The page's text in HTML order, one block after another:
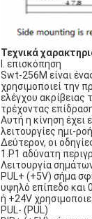
Τεχνικά
Ι. επισκόπηση
Swt-256M είναι
χρησιμοποιεί την
ελέγχου ακρίβειας
τρέχοντας
Αυτή η κίνηση έχει
λειτουργίες ημι-
Δεύτερον, οι
1.P1 αδύνατη
Λειτουργία
PUL+ (+5V) σήμα
υψηλό επίπεδο και
ή +24V
PUL- (PUL)